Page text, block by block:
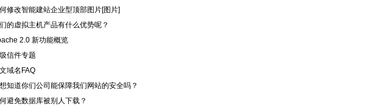
修改智能建站企业型顶部图片[图片]
的虚拟主机产品有什么优势呢？
2.0 新功能概览
信件专题
域名FAQ
知道你们公司能保障我们网站的安全吗？
避免数据库被别人下载？